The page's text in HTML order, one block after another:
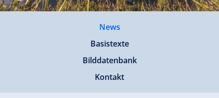
News
Basistexte
Bilddatenbank
Kontakt